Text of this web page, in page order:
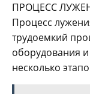
ПРОЦЕСС
Процесс
трудоемкий
оборудования
несколько